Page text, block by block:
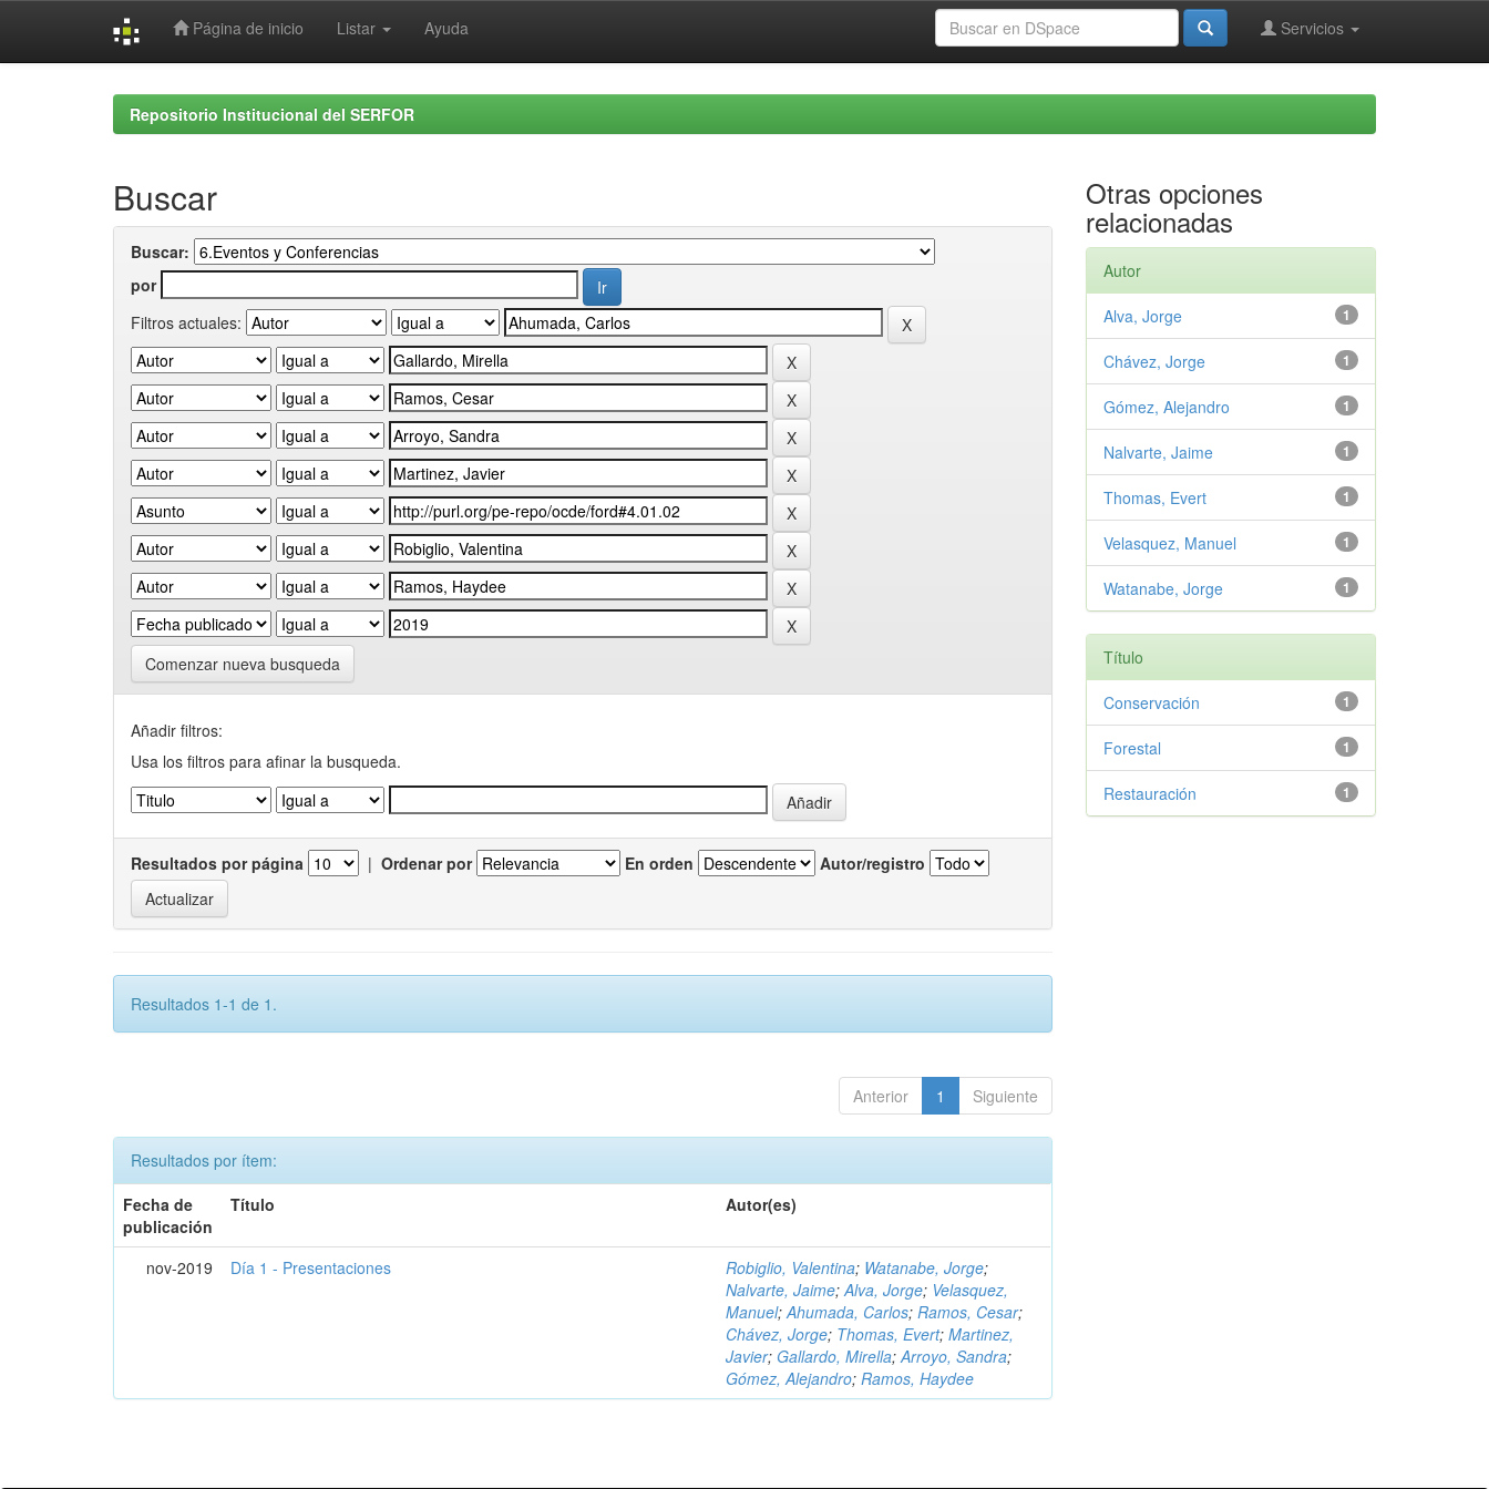
Página de inicio Listar Ayuda Servicios
Repositorio Institucional del SERFOR
Buscar
Buscar:
por
Filtros actuales:
Comenzar nueva busqueda
Añadir filtros:
Usa los filtros para afinar la busqueda.
Resultados por página | Ordenar por En orden Autor/registro
Resultados 1-1 de 1.
Anterior 1 Siguiente
Resultados por ítem:
Fecha de
publicación
Título Autor(es)
nov-2019 Día 1 - Presentaciones Robiglio, Valentina; Watanabe, Jorge;
Nalvarte, Jaime;Alva, Jorge; Velasquez,
Manuel;Ahumada, Carlos;Ramos, Cesar;
Chávez, Jorge; Thomas, Evert;Martinez,
Javier; Gallardo, Mirella;Arroyo, Sandra;
Gómez, Alejandro;Ramos, Haydee
Otras opciones
relacionadas
Autor
1
Alva, Jorge
1
Chávez, Jorge
1
Gómez, Alejandro
1
Nalvarte, Jaime
1
Thomas, Evert
1
Velasquez, Manuel
1
Watanabe, Jorge
Título
1
Conservación
1
Forestal
1
Restauración